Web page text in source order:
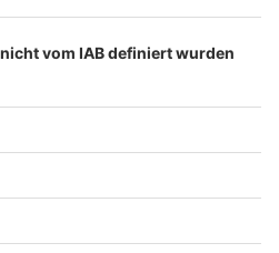
The Sun (Official Music